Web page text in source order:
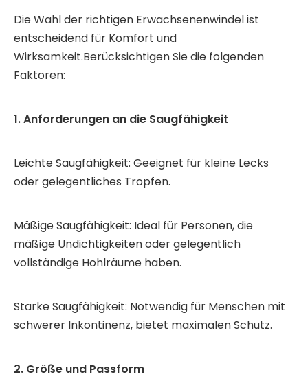
Die Wahl der richtigen Erwachsenenwindel ist
entscheidend für Komfort und
Wirksamkeit.Berücksichtigen Sie die folgenden
Faktoren:
1. Anforderungen an die Saugfähigkeit
Leichte Saugfähigkeit: Geeignet für kleine Lecks
oder gelegentliches Tropfen.
Mäßige Saugfähigkeit: Ideal für Personen, die
mäßige Undichtigkeiten oder gelegentlich
vollständige Hohlräume haben.
Starke Saugfähigkeit: Notwendig für Menschen mit
schwerer Inkontinenz, bietet maximalen Schutz.
2. Größe und Passform